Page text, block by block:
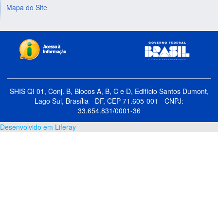
Mapa do Site
SHIS QI 01, Conj. B, Blocos A, B, C e D, Edifício Santos Dumont,
Lago Sul, Brasília - DF, CEP 71.605-001 - CNPJ:
33.654.831/0001-36
Desenvolvido em Liferay